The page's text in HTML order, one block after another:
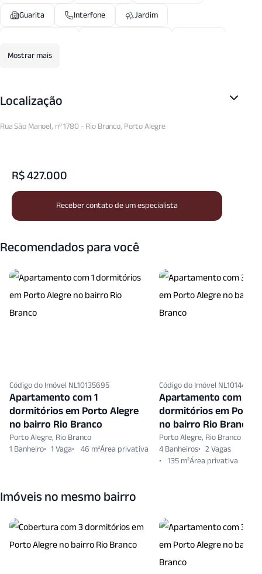
Guarita Interfone
Jardim
Salao Festas
Mostrar mais
Localização
Rua São Manoel, nº 1780 - Rio Branco, Porto Alegre
R$ 427.000
Receber contato de um especialista
Recomendados para você
Código do Imóvel NL10135695
Apartamento com 1
dormitórios em Porto Alegre
no bairro Rio Branco
Porto Alegre, Rio Branco
1 Banheiro
1 Vaga 46 m²
Código do Imóvel NL10144953
Apartamento com 3
dormitórios em Porto
no bairro Rio Branco
Porto Alegre, Rio Branco
4 Banheiros
2 Vagas
135 m²
Imóveis no mesmo bairro